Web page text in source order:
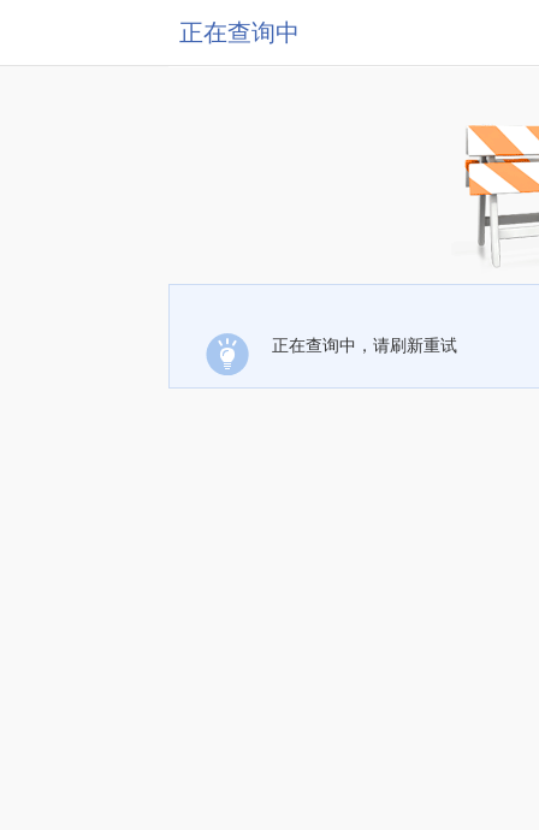
正在查询中
正在查询中，请刷新重试